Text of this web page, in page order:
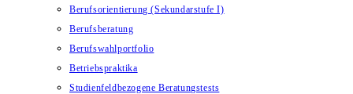
Berufsorientierung (Sekundarstufe I)
Berufsberatung
Berufswahlportfolio
Betriebspraktika
Studienfeldbezogene Beratungstests